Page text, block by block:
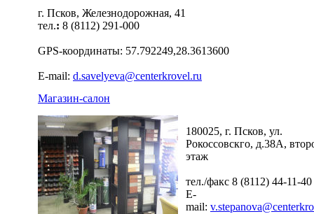
г. Псков, Железнодорожная, 41
тел.: 8 (8112) 291-000
GPS-координаты: 57.792249,28.3613600
E-mail: d.savelyeva@centerkrovel.ru
Магазин-салон
180025, г. Псков, ул.
Рокоссовскго, д.38А,
этаж
тел./факс 8 (8112) 44-11-40
E-
mail: